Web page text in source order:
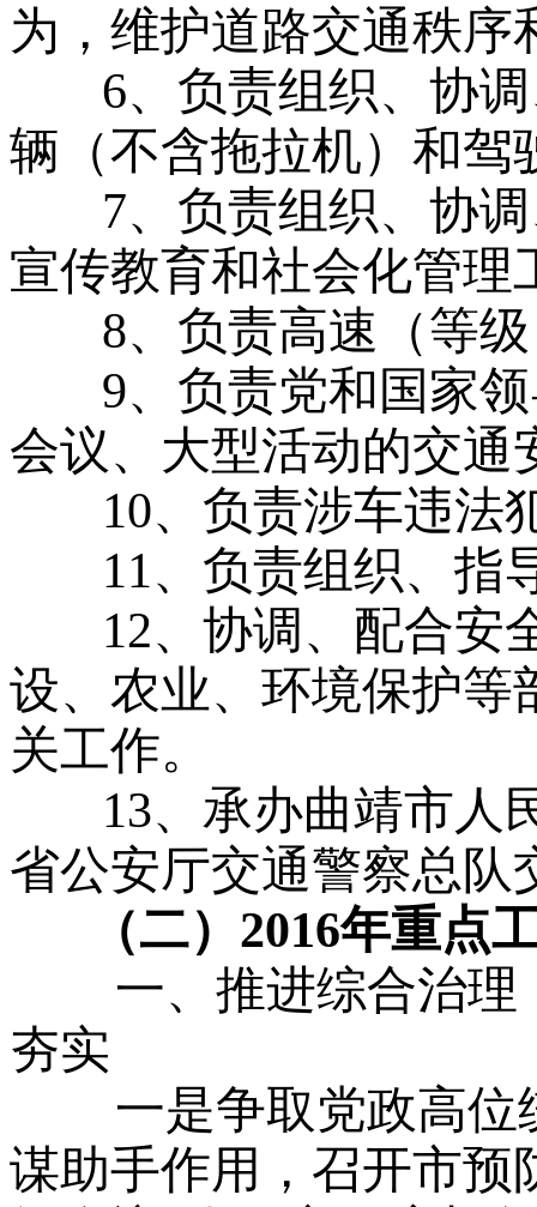
为，维护道路交通秩序
6、负责组织、协
辆（不含拖拉机）和驾
7、负责组织、协
宣传教育和社会化管理
8、负责高速（等
9、负责党和国家
会议、大型活动的交通
10、负责涉车违法
11、负责组织、指
12、协调、配合安
设、农业、环境保护等
关工作。
13、承办曲靖市人
省公安厅交通警察总队
（二）2016年重点
一、推进综合治理
夯实
一是争取党政高位
谋助手作用，召开市预